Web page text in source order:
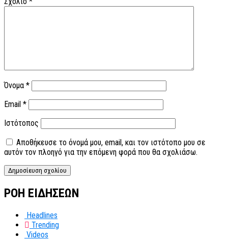
Όνομα *
Email *
Ιστότοπος
Αποθήκευσε το όνομά μου, email, και τον ιστότοπο μου σε
αυτόν τον πλοηγό για την επόμενη φορά που θα σχολιάσω.
ΡΟΗ ΕΙΔΗΣΕΩΝ
Headlines
Trending
Videos